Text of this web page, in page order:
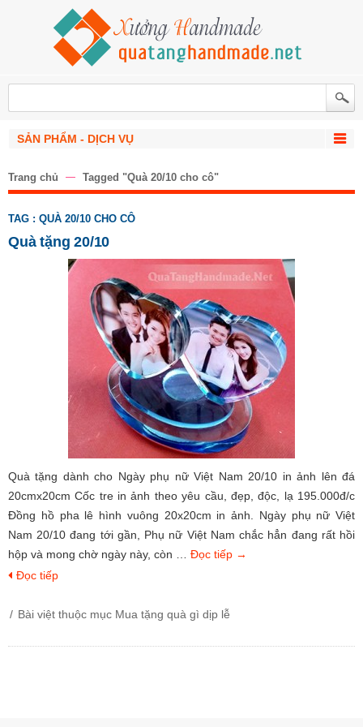
SẢN PHẨM - DỊCH VỤ
Trang chủ Tagged "Quà 20/10 cho cô"
TAG : QUÀ 20/10 CHO CÔ
Quà tặng 20/10
Quà tặng dành cho Ngày phụ nữ Việt Nam 20/10 in ảnh lên đá
20cmx20cm Cốc tre in ảnh theo yêu cầu, đẹp, độc, lạ 195.000đ/c
Đồng hồ pha lê hình vuông 20x20cm in ảnh. Ngày phụ nữ Việt
Nam 20/10 đang tới gần, Phụ nữ Việt Nam chắc hẳn đang rất hồi
hộp và mong chờ ngày này, còn … Đọc tiếp →
Đọc tiếp
Bài việt thuộc mục Mua tặng quà gì dịp lễ